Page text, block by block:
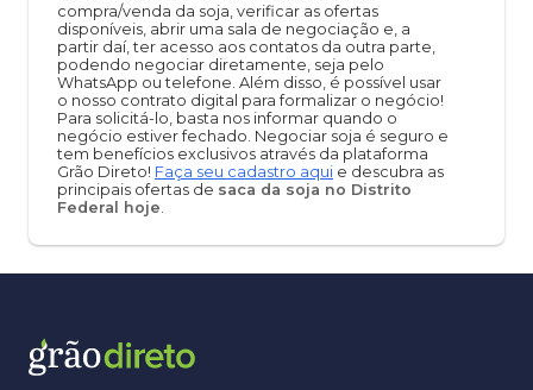
compra/venda da soja, verificar as ofertas
disponíveis, abrir uma sala de negociação e, a
partir daí, ter acesso aos contatos da outra parte,
podendo negociar diretamente, seja pelo
WhatsApp ou telefone. Além disso, é possível usar
o nosso contrato digital para formalizar o negócio!
Para solicitá-lo, basta nos informar quando o
negócio estiver fechado. Negociar soja é seguro e
tem benefícios exclusivos através da plataforma
Grão Direto! Faça seu cadastro aqui e descubra as
principais ofertas de saca da soja no Distrito
Federal hoje.